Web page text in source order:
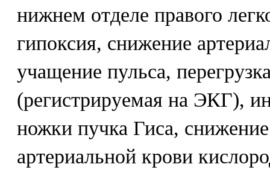
нижнем отделе правого
гипоксия, снижение
учащение пульса,
(регистрируемая на ЭКГ),
ножки пучка Гиса,
артериальной крови